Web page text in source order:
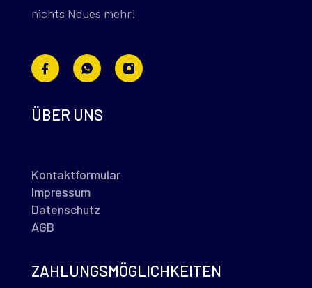
nichts Neues mehr!
ÜBER UNS
Kontaktformular
Impressum
Datenschutz
AGB
ZAHLUNGSMÖGLICHKEITEN